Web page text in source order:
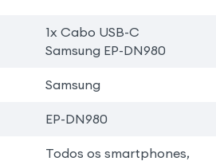
1x Cabo USB-C
Samsung EP-DN980
Samsung
EP-DN980
Todos os smartphones,